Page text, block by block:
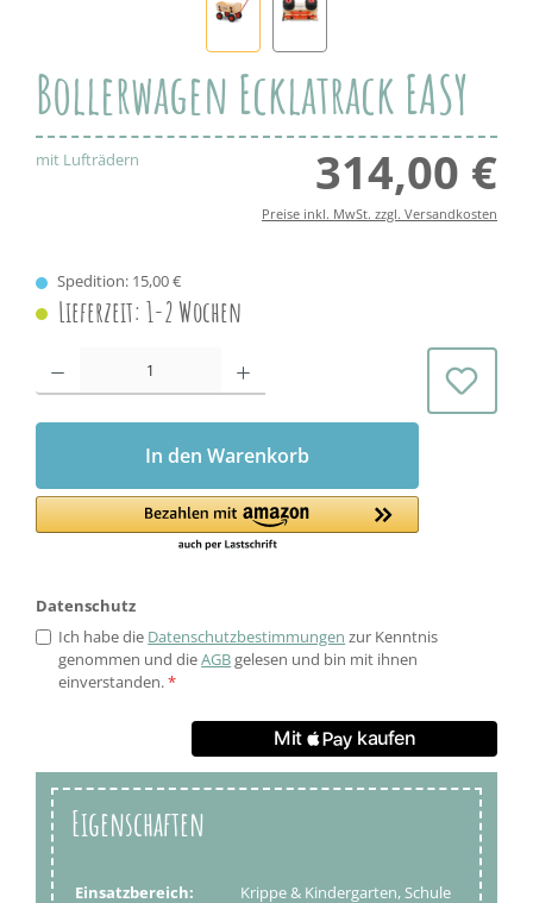
Bollerwagen Ecklatrack EASY
mit Lufträdern 314,00 €
Preise inkl. MwSt. zzgl. Versandkosten
Spedition: 15,00 €
Lieferzeit: 1-2 Wochen
Produkt Anzahl: Gib den gewünschten Wert ein oder benutze die
In den Warenkorb
Datenschutz
Ich habe die Datenschutzbestimmungen zur Kenntnis
genommen und dieAGBgelesen und bin mit ihnen
einverstanden.*
Eigenschaften
Einsatzbereich:
Krippe & Kindergarten, Schule